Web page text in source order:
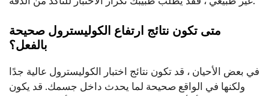
متى تكون نتائج ارتفاع الكوليسترول صحيحة
بالفعل؟
في بعض الأحيان ، قد تكون نتائج اختبار الكوليسترول عالية جدًا
ولكنها في الواقع صحيحة لما يحدث داخل جسمك. قد يكون